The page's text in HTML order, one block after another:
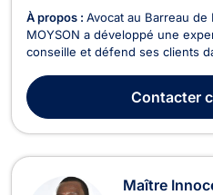
À propos : Avocat au Barreau
MOYSON a développé une
conseille et défend ses clients
accompagne plus largement en
Droit des Sociétés) et en Droit
Contacter
Maître